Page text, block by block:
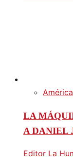
LA
A DANIEL
Editor La